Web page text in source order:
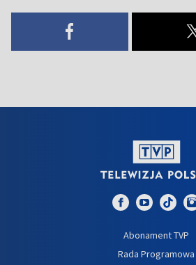
Abonament TVP
Rada Programowa